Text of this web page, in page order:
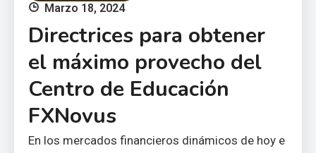
Marzo 18, 2024
Directrices para obtener
el máximo provecho del
Centro de Educación
FXNovus
En los mercados financieros dinámicos de hoy e